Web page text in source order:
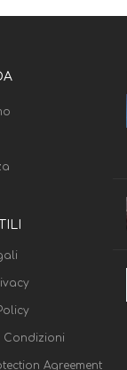
Condizioni
Agreement